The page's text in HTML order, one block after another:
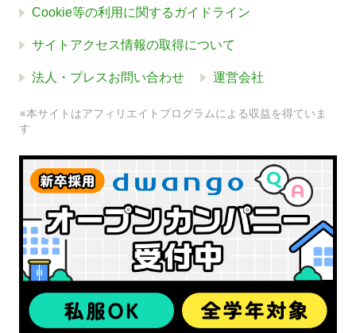
Cookie等の利用に関するガイドライン
サイトアクセス情報の取得について
法人・プレスお問い合わせ 運営会社
※本サイトはアフィリエイトプログラムによる収益を得ていま
す